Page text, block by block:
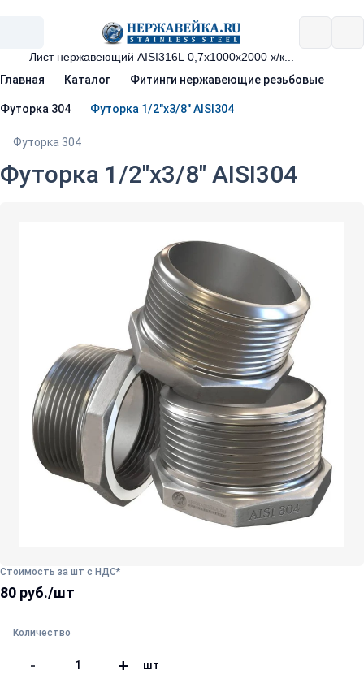
Главная Каталог Фитинги нержавеющие резьбовые
Футорка 304 Футорка 1/2"х3/8" AISI304
Футорка 304
Футорка 1/2"х3/8" AISI304
Стоимость за шт с НДС*
80 руб./шт
Количество
- + шт